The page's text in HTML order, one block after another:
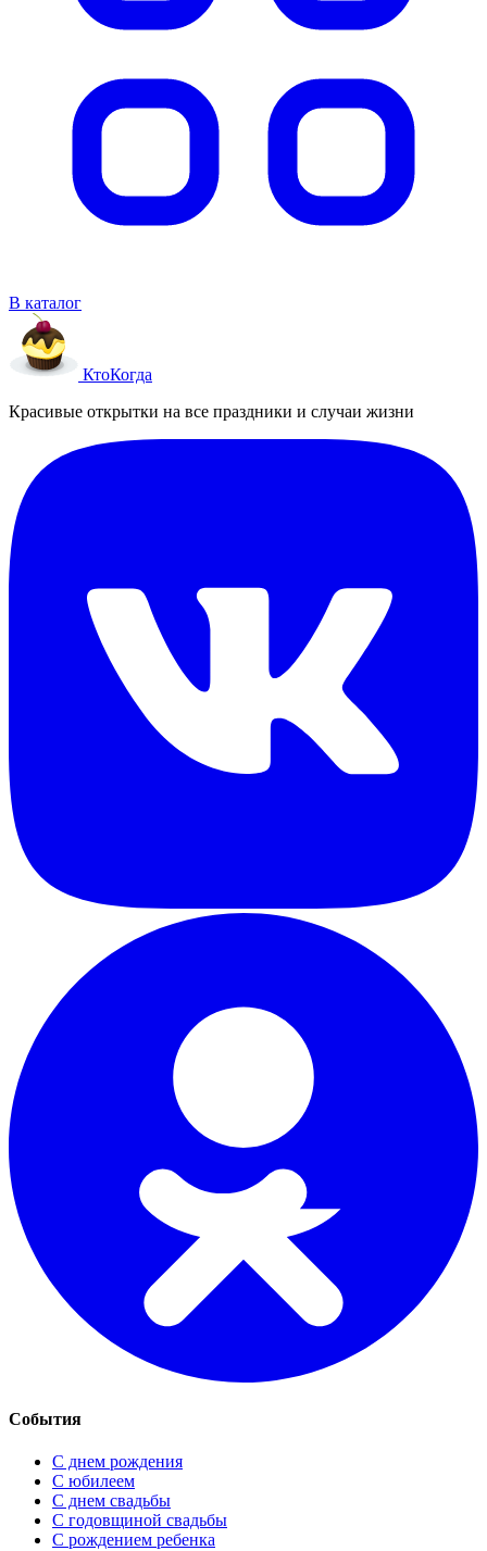
В каталог
КтоКогда
Красивые открытки на все праздники и случаи жизни
События
С днем рождения
С юбилеем
С днем свадьбы
С годовщиной свадьбы
С рождением ребенка